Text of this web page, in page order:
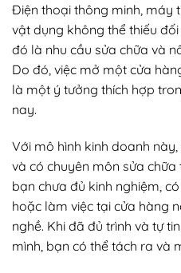
Điện thoại thông minh, máy
vật dụng không thể thiếu
đó là nhu cầu sửa chữa và
Do đó, việc mở một cửa
là một ý tưởng thích hợp
nay.
Với mô hình kinh doanh
và có chuyên môn sửa chữa
bạn chưa đủ kinh nghiệm,
hoặc làm việc tại cửa hàng
nghề. Khi đã đủ trình và tự
mình, bạn có thể tách ra và